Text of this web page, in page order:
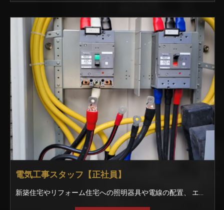
電気工事スタッフ【正社員】